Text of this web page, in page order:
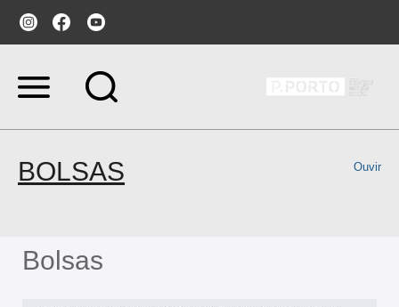
Ir
conteúdo.
Ir
para
aBOLSAS Ouvir
Bolsas